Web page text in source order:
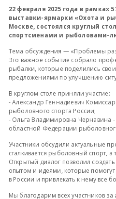
22 февраля 2025 года в рамках
выставки-ярмарки «Охота и
Москве, состоялся круглый
спортсменами и рыболовами-
Тема обсуждения — «Проблемы
Это важное событие собрало
рыбалки, которые поделились
предложениями по улучшению
В круглом столе приняли участие:
- Александр Геннадиевич
рыболовного спорта России;
- Ольга Владимировна Чернавина
областной Федерации
Участники обсудили актуальные
сталкивается рыболовный спорт,
Открытый диалог позволил
опытом и идеями, которые
в России и привлекать к нему все
Мы благодарим всех участников за